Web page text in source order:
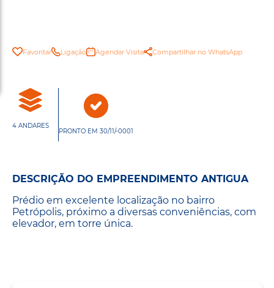
Favoritar Ligação Agendar Visita Compartilhar no WhatsApp
4 ANDARES
PRONTO EM 30/11/-0001
DESCRIÇÃO DO EMPREENDIMENTO ANTIGUA
Prédio em excelente localização no bairro
Petrópolis, próximo a diversas conveniências, com
elevador, em torre única.